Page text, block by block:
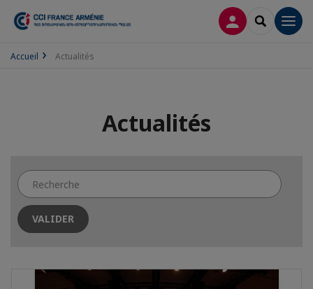
CONNEXION
Accueil Actualités
Actualités